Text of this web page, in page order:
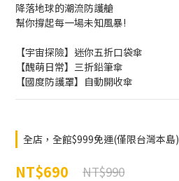
降落地球的潮流防護艙
幫你撐起每一場未知風暴!
【宇宙探險】迷你五折口袋傘
【醜萌日常】三折鉛筆傘
【國度防護罩】自動開收傘
全店，全館$999免運(僅限台灣本島)
NT$690 NT$990